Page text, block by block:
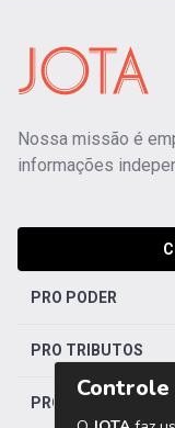
Nossa missão é
informações
PRO PODER
PRO TRIBUTOS
PRO TRABALHISTA